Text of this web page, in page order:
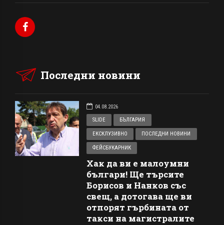
Последни новини
04.08.2026
SLIDE
БЪЛГАРИЯ
ЕКСКЛУЗИВНО ПОСЛЕДНИ НОВИНИ
ФЕЙСБУКАРНИК
Хак да ви е малоумни
българи! Ще търсите
Борисов и Нанков със
свещ, а дотогава ще ви
отпорят гърбината от
такси на магистралите